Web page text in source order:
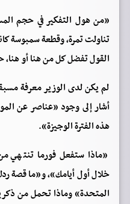
«من هول التفكير في حجم
تناولت تمرة، وقطعة سمبوسة
القول تفضل كل من هنا أو
لم يكن لدى الوزير معرفة
أشار إلى وجود «عناصر عن
هذه الفترة الوجيزة».
«ماذا ستفعل فورما تنتهي
خلال أول أيامك»، و«ما قصة
المتحدة» وماذا تحمل من